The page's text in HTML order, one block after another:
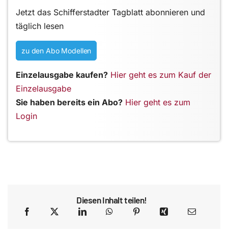
Jetzt das Schifferstadter Tagblatt abonnieren und
täglich lesen
zu den Abo Modellen
Einzelausgabe kaufen? Hier geht es zum Kauf der
Einzelausgabe
Sie haben bereits ein Abo? Hier geht es zum
Login
Diesen Inhalt teilen!